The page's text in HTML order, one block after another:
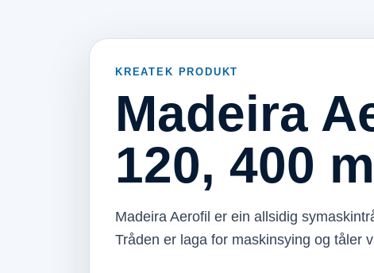
KREATEK PRODUKT
Madeira
120, 400 m
Madeira Aerofil er ein allsidig
Tråden er laga for maskinsying og tåler